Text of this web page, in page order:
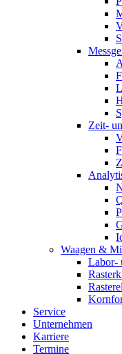
Zeit-
Waagen &
Labor-
Service
Unternehmen
Karriere
Termine